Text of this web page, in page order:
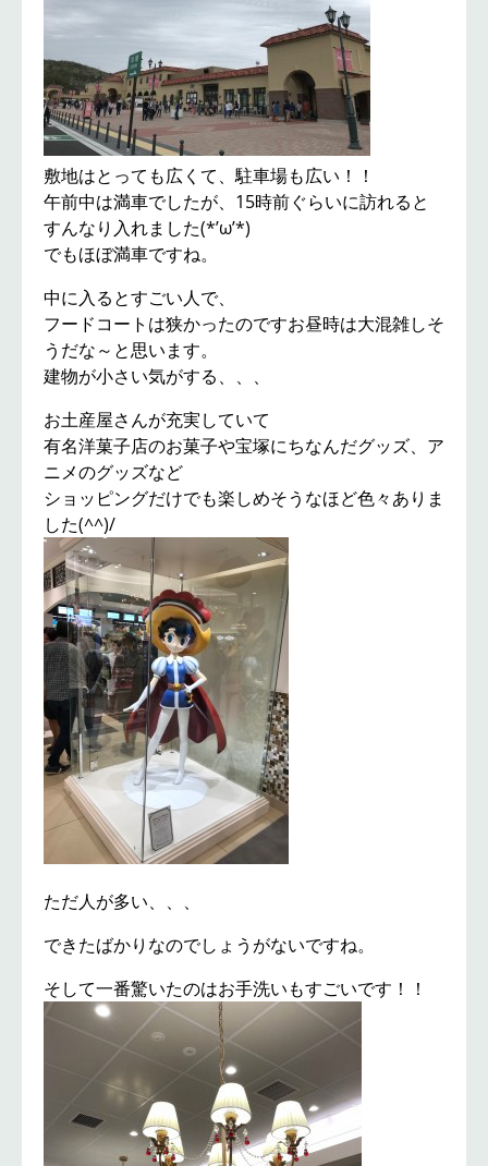
敷地はとっても広くて、駐車場も広い！！
午前中は満車でしたが、15時前ぐらいに訪れると
すんなり入れました(*’ω’*)
でもほぼ満車ですね。
中に入るとすごい人で、
フードコートは狭かったのですお昼時は大混雑しそ
うだな～と思います。
建物が小さい気がする、、、
お土産屋さんが充実していて
有名洋菓子店のお菓子や宝塚にちなんだグッズ、ア
ニメのグッズなど
ショッピングだけでも楽しめそうなほど色々ありま
した(^^)/
ただ人が多い、、、
できたばかりなのでしょうがないですね。
そして一番驚いたのはお手洗いもすごいです！！